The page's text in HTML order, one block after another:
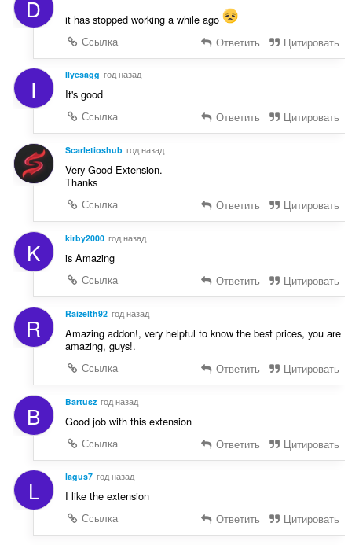
D
it has stopped working a while ago
Ссылка
Ответить Цитировать
I Ilyesagg год назад
It's good
Ссылка
Ответить Цитировать
Scarletioshub год назад
Very Good Extension.
Thanks
Ссылка
Ответить Цитировать
K kirby2000 год назад
is Amazing
Ссылка
Ответить Цитировать
R Raizelth92 год назад
Amazing addon!, very helpful to know the best prices, you are
amazing, guys!.
Ссылка
Ответить Цитировать
B Bartusz год назад
Good job with this extension
Ссылка
Ответить Цитировать
L lagus7 год назад
I like the extension
Ссылка
Ответить Цитировать